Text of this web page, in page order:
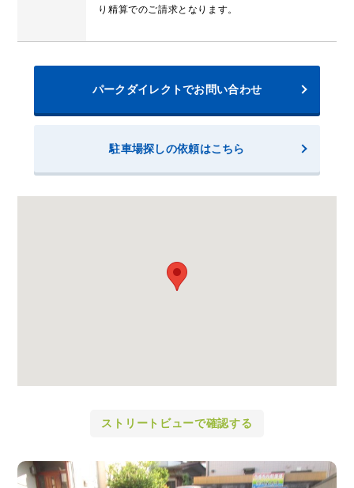
り精算でのご請求となります。
パークダイレクトでお問い合わせ
駐車場探しの依頼はこちら
ストリートビューで確認する